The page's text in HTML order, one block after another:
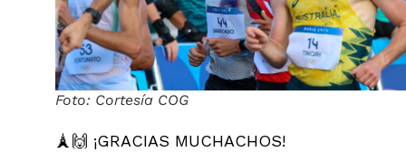
Foto: Cortesía COG
🗼🙌 ¡GRACIAS MUCHACHOS!